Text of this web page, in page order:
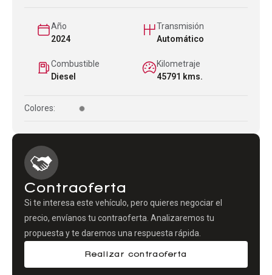
Año
2024
Transmisión
Automático
Combustible
Diesel
Kilometraje
45791 kms.
Colores:
Contraoferta
Si te interesa este vehículo, pero quieres negociar el
precio, envíanos tu contraoferta. Analizaremos tu
propuesta y te daremos una respuesta rápida.
Realizar contraoferta